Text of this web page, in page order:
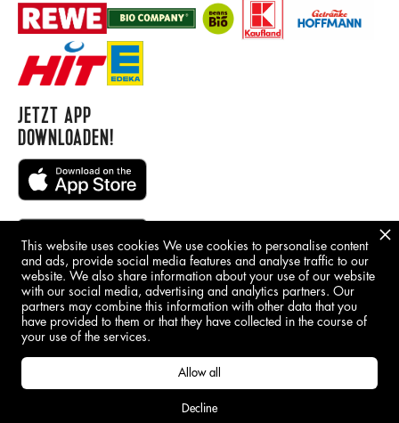
JETZT APP
DOWNLOADEN!
BORING STUFF
IMPRINT
GDPR
This website uses cookies We use cookies to personalise content
and ads, provide social media features and analyse traffic to our
website. We also share information about your use of our website
with our social media, advertising and analytics partners. Our
partners may combine this information with other data that you
have provided to them or that they have collected in the course of
your use of the services.
Decline
Allow all